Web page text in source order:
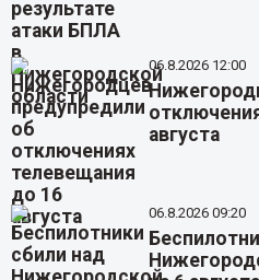
06.8.2026 12:00
августа
06.8.2026 09:20